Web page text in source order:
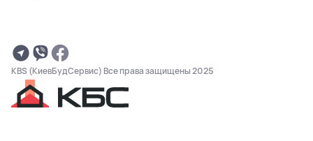
KBS (КиевБудСервис) Все права защищены 2025